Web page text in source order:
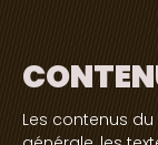
Les contenus